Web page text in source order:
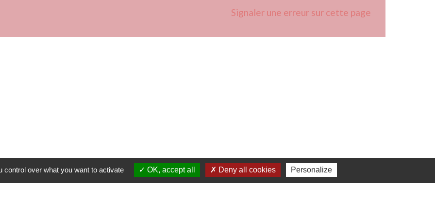
Signaler une erreur sur cette page
au Public les lundi, mardi et vendredi de 8h00à 12h00 et de 13h00 à 16h00
les mercredi et jeudi de 8h00 à 12h00
over what you want to activate OK, accept all Deny all cookies Personalize